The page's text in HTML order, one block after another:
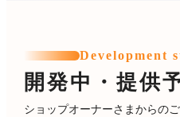
Development
開発中・提供
ショップオーナーさまからの